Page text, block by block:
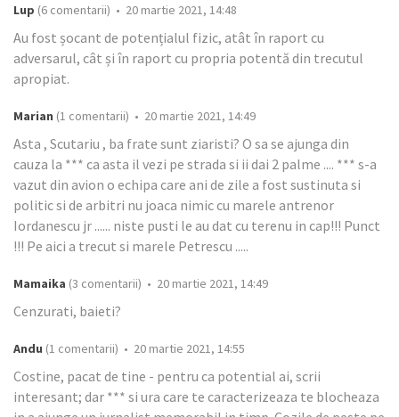
Lup (6 comentarii) • 20 martie 2021, 14:48
Au fost șocant de potențialul fizic, atât în raport cu
adversarul, cât și în raport cu propria potentă din trecutul
apropiat.
Marian (1 comentarii) • 20 martie 2021, 14:49
Asta , Scutariu , ba frate sunt ziaristi? O sa se ajunga din
cauza la *** ca asta il vezi pe strada si ii dai 2 palme .... *** s-a
vazut din avion o echipa care ani de zile a fost sustinuta si
politic si de arbitri nu joaca nimic cu marele antrenor
Iordanescu jr ...... niste pusti le au dat cu terenu in cap!!! Punct
!!! Pe aici a trecut si marele Petrescu .....
Mamaika (3 comentarii) • 20 martie 2021, 14:49
Cenzurati, baieti?
Andu (1 comentarii) • 20 martie 2021, 14:55
Costine, pacat de tine - pentru ca potential ai, scrii
interesant; dar *** si ura care te caracterizeaza te blocheaza